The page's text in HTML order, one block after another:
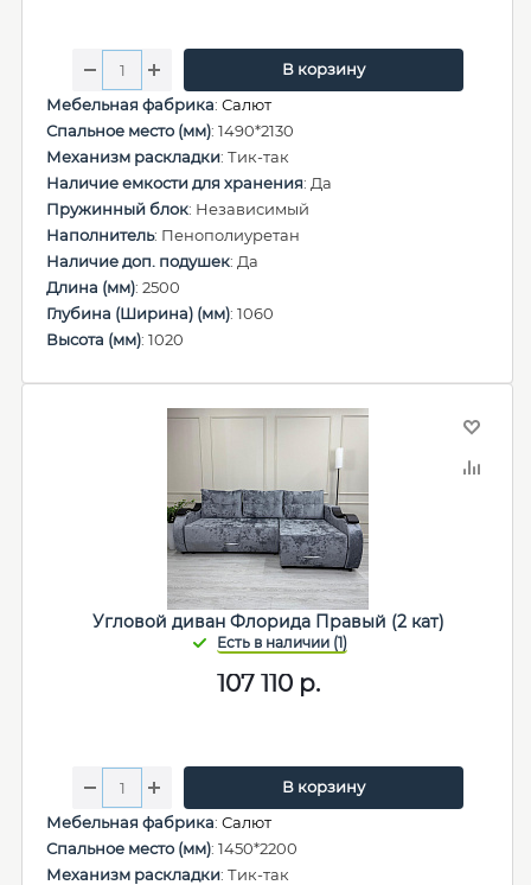
В корзину
Мебельная фабрика: Салют
Спальное место (мм): 1490*2130
Механизм раскладки: Тик-так
Наличие емкости для хранения: Да
Пружинный блок: Независимый
Наполнитель: Пенополиуретан
Наличие доп. подушек: Да
Длина (мм): 2500
Глубина (Ширина) (мм): 1060
Высота (мм): 1020
Угловой диван Флорида Правый (2 кат)
107 110р.
В корзину
Мебельная фабрика: Салют
Спальное место (мм): 1450*2200
Механизм раскладки: Тик-так